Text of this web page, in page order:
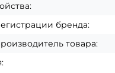
бренда:
товара: